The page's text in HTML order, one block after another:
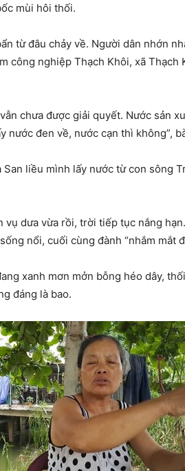
mùi hôi thối.
từ đâu chảy về. Người dân nhớn
nghiệp Thạch Khôi, xã Thạch
chưa được giải quyết. Nước sản
đen về, nước cạn thì không”,
liều mình lấy nước từ con sông
dưa vừa rồi, trời tiếp tục nắng
nổi, cuối cùng đành “nhắm mắt
xanh mơn mởn bỗng héo dây,
đáng là bao.